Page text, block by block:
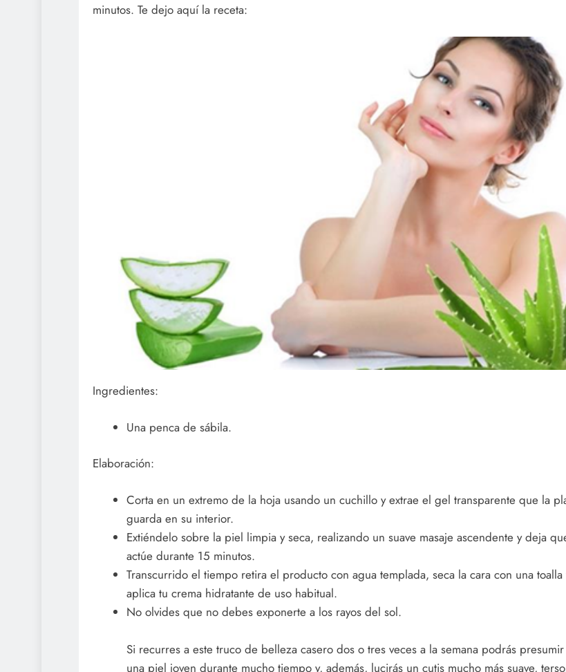
minutos. Te dejo aquí la receta:
Ingredientes:
Una penca de sábila.
Elaboración:
Corta en un extremo de la hoja usando un cuchillo y extrae el gel transparente que la
guarda en su interior.
Extiéndelo sobre la piel limpia y seca, realizando un suave masaje ascendente y deja
actúe durante 15 minutos.
Transcurrido el tiempo retira el producto con agua templada, seca la cara con una toalla
aplica tu crema hidratante de uso habitual.
No olvides que no debes exponerte a los rayos del sol.
Si recurres a este truco de belleza casero dos o tres veces a la semana podrás
una piel joven durante mucho tiempo y, además, lucirás un cutis mucho más suave,